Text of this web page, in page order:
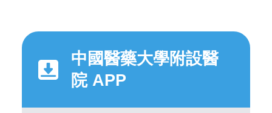
中國醫藥大學附設醫
院 APP